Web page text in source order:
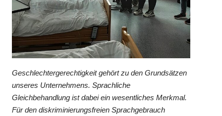
Geschlechtergerechtigkeit gehört zu den Grundsätzen
unseres Unternehmens. Sprachliche
Gleichbehandlung ist dabei ein wesentliches Merkmal.
Für den diskriminierungsfreien Sprachgebrauch